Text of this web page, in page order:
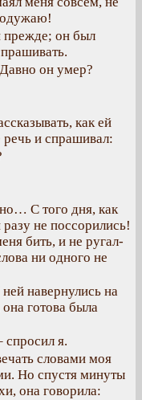
прежде; он был
он умер?
как ей
речь и спрашивал:
С того дня, как
не поссорились!
бить, и не ругал-
ни одного не
навернулись на
готова была
я.
словами моя
Но спустя минуты
она говорила: